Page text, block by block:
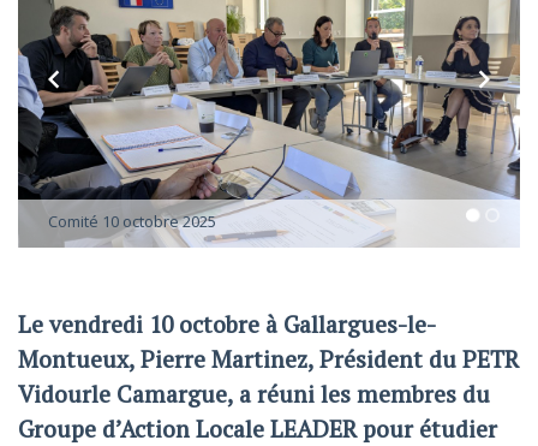
Comité 10 octobre 2025
Le vendredi 10 octobre à Gallargues-le-
Montueux, Pierre Martinez, Président du PETR
Vidourle Camargue, a réuni les membres du
Groupe d’Action Locale LEADER pour étudier